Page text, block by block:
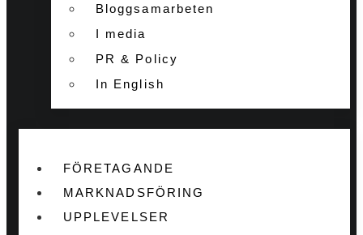
Bloggsamarbeten
I media
PR & Policy
In English
FÖRETAGANDE
MARKNADSFÖRING
UPPLEVELSER